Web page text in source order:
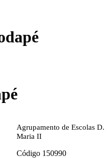
Agrupamento de Escolas D.
Maria II
Código 150990